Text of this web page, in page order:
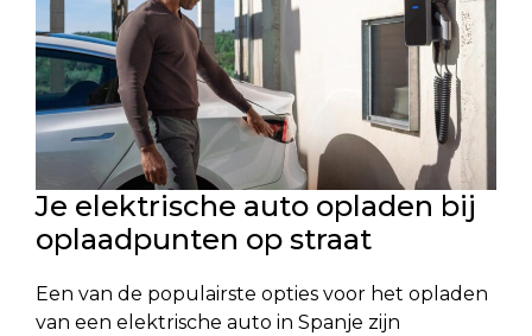
Je elektrische auto opladen bij
oplaadpunten op straat
Een van de populairste opties voor het opladen
van een elektrische auto in Spanje zijn